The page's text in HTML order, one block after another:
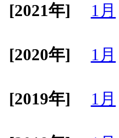
[2021年]
1月
[2020年]
1月
[2019年]
1月